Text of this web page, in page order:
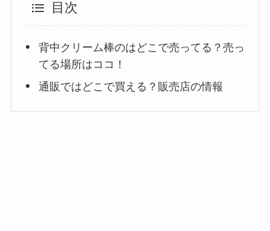
目次
背中クリーム棒のはどこで売ってる？売っ
てる場所はココ！
通販ではどこで買える？販売店の情報